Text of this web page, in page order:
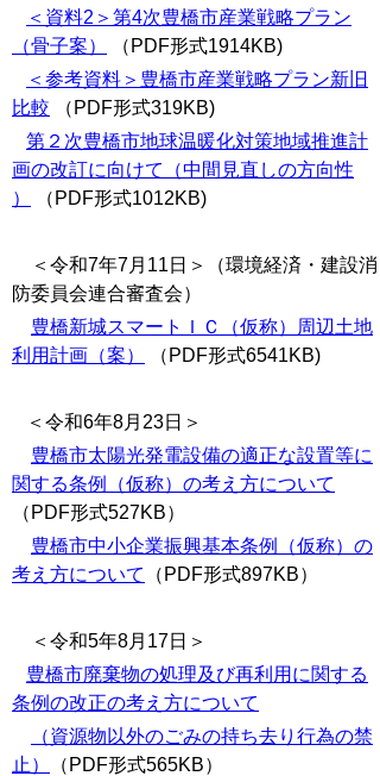
＜資料2＞第4次豊橋市産業戦略プラン
（骨子案）
（PDF形式1914KB)
＜参考資料＞豊橋市産業戦略プラン新旧
比較 （PDF形式319KB)
第２次豊橋市地球温暖化対策地域推進計
画の改訂に向けて（中間見直しの方向性
）
（PDF形式1012KB)
＜令和7年7月11日＞（環境経済・建設消
防委員会連合審査会）
豊橋新城スマートＩＣ（仮称）周辺土地
利用計画（案）
（PDF形式6541KB)
＜令和6年8月23日＞
豊橋市太陽光発電設備の適正な設置等に
関する条例（仮称）の考え方について
（PDF形式527KB）
豊橋市中小企業振興基本条例（仮称）の
考え方について
（PDF形式897KB）
＜令和5年8月17日＞
豊橋市廃棄物の処理及び再利用に関する
条例の改正の考え方について
（資源物以外のごみの持ち去り行為の禁
止）
（PDF形式565KB）